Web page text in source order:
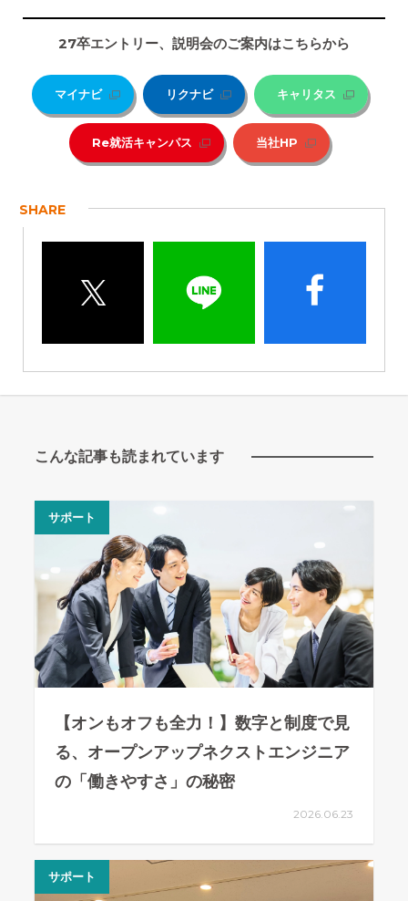
27卒エントリー、説明会のご案内はこちらから
マイナビ リクナビ キャリタス
Re就活キャンパス 当社HP
SHARE
こんな記事も読まれています
サポート
【オンもオフも全力！】数字と制度で見
る、オープンアップネクストエンジニア
の「働きやすさ」の秘密
2026.06.23
サポート